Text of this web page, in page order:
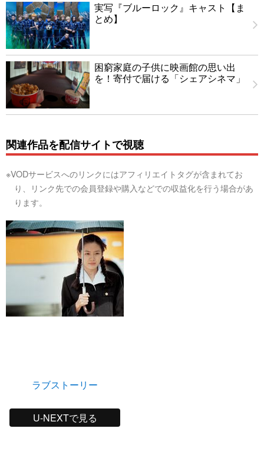
実写『ブルーロック』キャスト【ま
とめ】
困窮家庭の子供に映画館の思い出
を！寄付で届ける「シェアシネマ」
関連作品を配信サイトで視聴
※VODサービスへのリンクにはアフィリエイトタグが含まれてお
り、リンク先での会員登録や購入などでの収益化を行う場合があ
ります。
ラブストーリー
U-NEXTで見る